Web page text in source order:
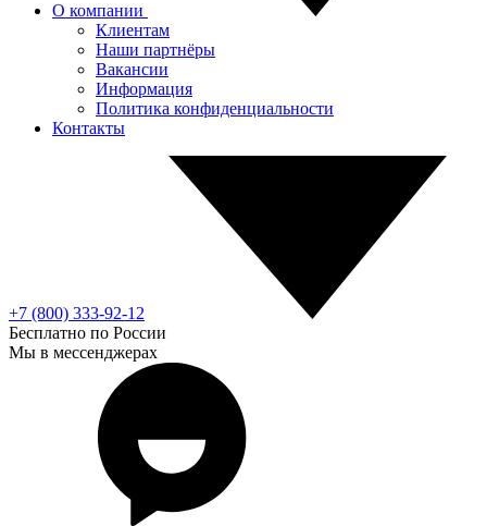
О компании
Клиентам
Наши партнёры
Вакансии
Информация
Политика конфиденциальности
Контакты
+7 (800) 333-92-12
Бесплатно по России
Мы в мессенджерах